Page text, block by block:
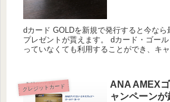
dカード GOLDを新規で発行すると今なら
プレゼントが貰えます。 dカード・ゴー
っていなくても利用することができ、キ
クレジットカード
ANA AMEX
ャンペーン